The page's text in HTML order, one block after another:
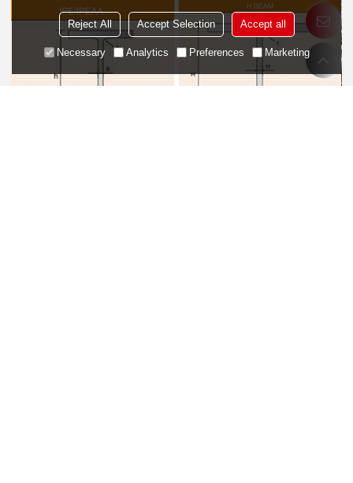
Reject All Accept Selection Accept all
Necessary Analytics Preferences Marketing